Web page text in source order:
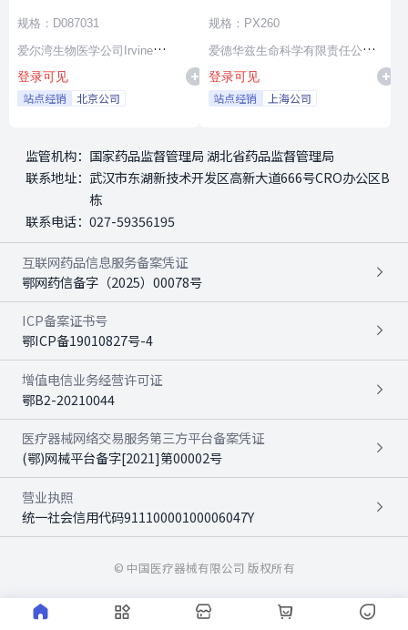
规格：D087031
爱尔湾生物医学公司Irvine
Biomedical,Inc. a St. Jude
Medical Company
登录可见
站点经销 北京公司
规格：PX260
爱德华兹生命科学有限责任公司
Edwards Lifesciences LLC
登录可见
站点经销 上海公司
监管机构： 国家药品监督管理局 湖北省药品监督管理局
联系地址： 武汉市东湖新技术开发区高新大道666号CRO办公区B
栋
联系电话： 027-59356195
互联网药品信息服务备案凭证
鄂网药信备字（2025）00078号
ICP备案证书号
鄂ICP备19010827号-4
增值电信业务经营许可证
鄂B2-20210044
医疗器械网络交易服务第三方平台备案凭证
(鄂)网械平台备字[2021]第00002号
营业执照
统一社会信用代码91110000100006047Y
© 中国医疗器械有限公司 版权所有